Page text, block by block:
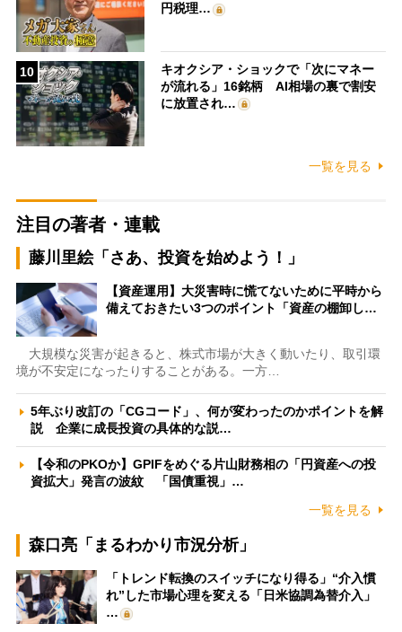
円税理…
10
キオクシア・ショックで「次にマネー
が流れる」16銘柄 AI相場の裏で割安
に放置され…
一覧を見る
注目の著者・連載
藤川里絵「さあ、投資を始めよう！」
【資産運用】大災害時に慌てないために平時から
備えておきたい3つのポイント「資産の棚卸し…
大規模な災害が起きると、株式市場が大きく動いたり、取引環
境が不安定になったりすることがある。一方…
5年ぶり改訂の「CGコード」、何が変わったのかポイントを解
説 企業に成長投資の具体的な説…
【令和のPKOか】GPIFをめぐる片山財務相の「円資産への投
資拡大」発言の波紋 「国債重視」…
一覧を見る
森口亮「まるわかり市況分析」
「トレンド転換のスイッチになり得る」“介入慣
れ”した市場心理を変える「日米協調為替介入」
…